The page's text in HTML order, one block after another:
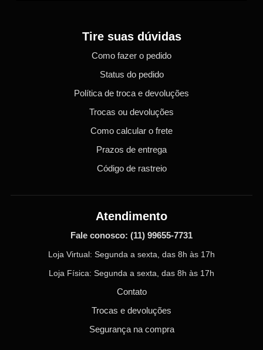
Tire suas dúvidas
Como fazer o pedido
Status do pedido
Política de troca e devoluções
Trocas ou devoluções
Como calcular o frete
Prazos de entrega
Código de rastreio
Atendimento
Fale conosco: (11) 99655-7731
Loja Virtual: Segunda a sexta, das 8h às 17h
Loja Física: Segunda a sexta, das 8h às 17h
Contato
Trocas e devoluções
Segurança na compra